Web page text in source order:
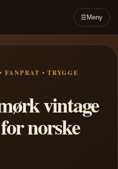
☰ Meny
• TRYGGE
vintage
norske